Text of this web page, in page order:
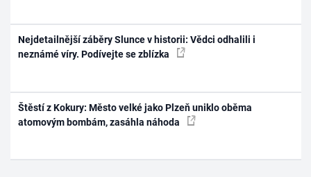
Nejdetailnější záběry Slunce v historii: Vědci odhalili i
neznámé víry. Podívejte se zblízka
Štěstí z Kokury: Město velké jako Plzeň uniklo oběma
atomovým bombám, zasáhla náhoda